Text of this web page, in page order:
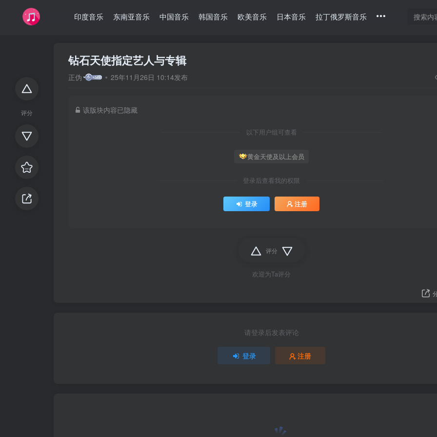
印度音乐 东南亚音乐 中国音乐 韩国音乐 欧美音乐 日本音乐 拉丁俄罗斯音乐
评分
钻石天使指定艺人与专辑
正伪 25年11月26日 10:14发布
该版块内容已隐藏
以下用户组可查看
黄金天使及以上会员
登录后查看我的权限
登录 注册
评分
欢迎为Ta评分
请登录后发表评论
登录 注册